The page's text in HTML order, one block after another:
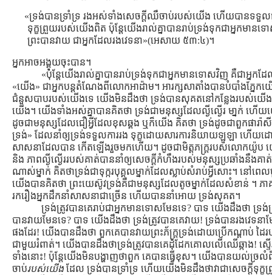
«ទ្រង់បានទ្រាំទ្រ រងអស់ទាំងសេចក្តីឈឺចាប់របស់យើង ហើយបានទទួល
ទុក្ខព្រួយរបស់យើងពិត ប៉ុន្តែយើងរាល់គ្នាបានរាប់ទ្រង់ទុកជាអ្នកមាន
ព្រះបានវាយ ជាអ្នកដែលរងវេទនា»(អេសាយ ៥៣:៤)។
អ្នកអាចអង្គុយចុះបាន។
«ប៉ុន្តែយើងរាល់គ្នាបានរាប់ទ្រង់ទុកជាអ្នកមានទោសវិញ គឺជាអ្នកដ
«យើង» ជាអ្នកបន្ដតំណែងពីលោកអាដ៉ាម។ អារក្សសាតាំងបានបំបាំងភ្នែ
ជំនួសបាបរបស់យើងទេ យើងមិនដឹងថា ទ្រង់បានសុគតនៅកន្លែងរបស់យ
យើង។ យើងទាំងអស់គ្នាបានគិតថា ទ្រង់ជាមនុស្សដែលល្ងីល្ងើរ មា្នក់ ហើ
ដូចជាមនុស្សដែលជឿអ្វីដែលខុសឆ្គង ឬក៏យើង គិតថា ទ្រង់ដូចជាពួកផារ៉ា
ទ្រង់» ដែលនាំឲ្យទ្រង់ទទួលការរង ទុក្ខដោយសារការនិយាយឡូឡា ហើយដ
សាសនាដែលបាន កើតឡើងរួចមកហើយ។ ដូចជាមិត្ដភក្រ្ដរបស់លោកយ៉ូប យ
និង ភាពល្ងីល្ងើររបស់គាត់បាននាំឲ្យសេចក្ដីកំហឹងរបស់មនុស្សប្រឆាំងនឹងគ
ណាស់ម្នាក់ គិតថាទ្រង់ជាទុក្ករបុគ្គលម្នាក់ដែលស្លាប់សំរាប់អ្វីសោះ។ នៅព
យើងបានគិតថា ព្រះយេស៊ូវទ្រង់គឺជាមនុស្សដែលតូចម្នាក់ដែលសំខាន់ ។ ភាគ
រករឿងអ្នកដឹកនាំសាសនាជាច្រើន ហើយបាននាំអោយ ទ្រង់សុគត។
ទ្រង់ត្រូវបានគេរាប់ជាអ្នកមានទោសមែនទេ? បាទ យើងដឹងថា ទ្រង់
បានវាយមែនទេ? បាទ យើងដឹងថា ទ្រង់ត្រូវបានគេវាយ! ទ្រង់បានរងវេទន
ផងដែរ! យើងបានដឹងថា ពួកគេបានវាយព្រះភ័ក្រ្ដទ្រង់ដោយប្រើកណ្ដាប់ ដ
ជាមួយរំពាត់។ យើងបានដឹងថាទ្រង់ត្រូវបានគេដុំដែកគោលលើឈើឆ្កាង! ស្
ទាំងនោះ! ប៉ុន្ដែយើងមិនបង្ហាញថាពួក គេបានធ្វើខុស។ យើងបានយល់ច្រ
ចាប់របស់យើង ដែល ទ្រង់បានទ្រាំទ្រ ហើយយើងមិនដឹងថាវាជាសេចក្ដីទុក្ខ